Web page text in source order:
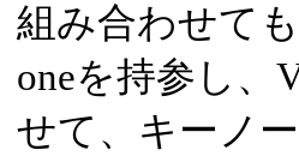
組み合わせて
oneを持参し、
せて、キーノ